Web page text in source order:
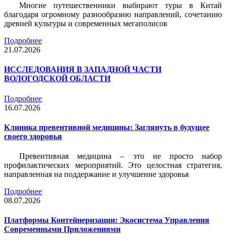
Многие путешественники выбирают туры в Китай
благодаря огромному разнообразию направлений, сочетанию
древней культуры и современных мегаполисов
Подробнее
21.07.2026
ИССЛЕДОВАНИЯ В ЗАПАДНОЙ ЧАСТИ
ВОЛОГОДСКОЙ ОБЛАСТИ
Подробнее
16.07.2026
Клиника превентивной медицины: Заглянуть в будущее
своего здоровья
Превентивная медицина – это не просто набор
профилактических мероприятий. Это целостная стратегия,
направленная на поддержание и улучшение здоровья
Подробнее
08.07.2026
Платформы Контейнеризации: Экосистема Управления
Современными Приложениями